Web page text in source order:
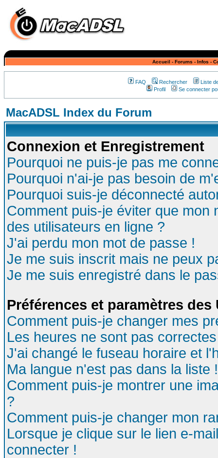
Accueil - Forums - Infos -
FAQ Rechercher
Liste
Profil
Se connecter
MacADSL Index du Forum
Connexion et Enregistrement
Pourquoi ne puis-je pas me
Pourquoi n'ai-je pas besoin de
Pourquoi suis-je déconnecté
Comment puis-je éviter que mon
des utilisateurs en ligne ?
J'ai perdu mon mot de passe !
Je me suis inscrit mais ne peux
Je me suis enregistré dans le
Préférences et paramètres
Comment puis-je changer mes
Les heures ne sont pas
J'ai changé le fuseau horaire et
Ma langue n'est pas dans la liste !
Comment puis-je montrer une
?
Comment puis-je changer mon
Lorsque je clique sur le lien e-
connecter !